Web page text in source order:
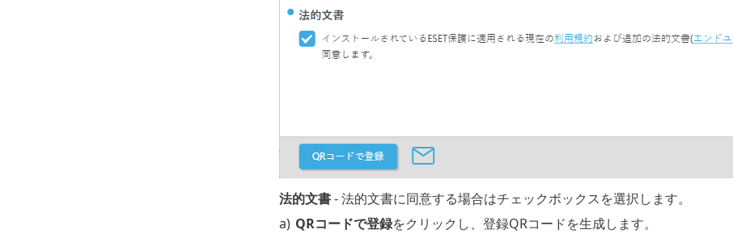
法的文書- 法的文書に同意する場合はチェックボックスを選択します。
a) QRコードで登録をクリックし、登録QRコードを生成します。